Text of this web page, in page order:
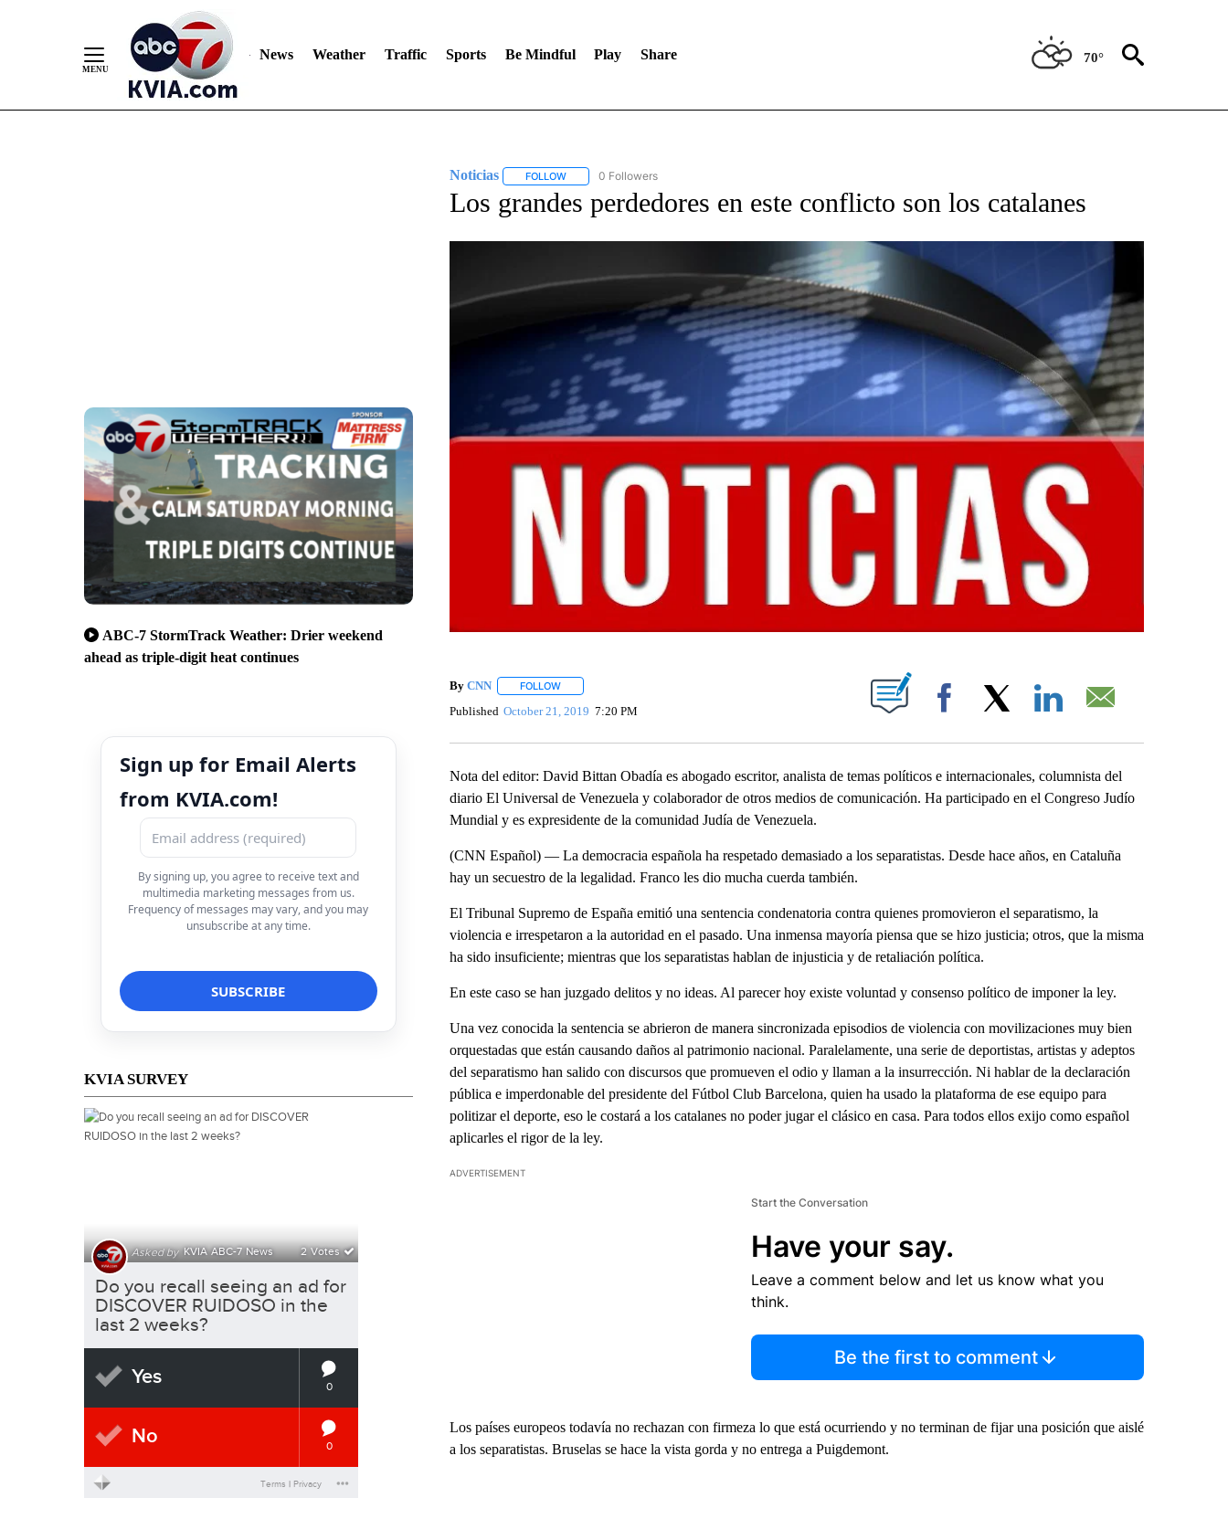
News Weather Traffic Sports Be Mindful Play Share 70°
ABC-7 StormTrack Weather: Drier weekend
ahead as triple-digit heat continues
Sign up for Email Alerts
from KVIA.com!
By signing up, you agree to receive text and
multimedia marketing messages from us.
Frequency of messages may vary, and you may
unsubscribe at any time.
KVIA SURVEY
Noticias FOLLOWFOLLOW "NOTICIAS" TO RECEIVE NOTIFICATIONS ABOUT NEW PAGES ON "NOTICIAS".
0 Followers
Los grandes perdedores en este conflicto son los catalanes
By CNN FOLLOWFOLLOW "" TO RECEIVE NOTIFICATIONS ABOUT NEW PAGES ON "".
Published October 21, 2019 7:20 PM Facebook
Nota del editor: David Bittan Obadía es abogado escritor, analista de temas políticos e internacionales, columnista del
diario El Universal de Venezuela y colaborador de otros medios de comunicación. Ha participado en el Congreso Judío
Mundial y es expresidente de la comunidad Judía de Venezuela.
(CNN Español) — La democracia española ha respetado demasiado a los separatistas. Desde hace años, en Cataluña
hay un secuestro de la legalidad. Franco les dio mucha cuerda también.
El Tribunal Supremo de España emitió una sentencia condenatoria contra quienes promovieron el separatismo, la
violencia e irrespetaron a la autoridad en el pasado. Una inmensa mayoría piensa que se hizo justicia; otros, que la misma
ha sido insuficiente; mientras que los separatistas hablan de injusticia y de retaliación política.
En este caso se han juzgado delitos y no ideas. Al parecer hoy existe voluntad y consenso político de imponer la ley.
Una vez conocida la sentencia se abrieron de manera sincronizada episodios de violencia con movilizaciones muy bien
orquestadas que están causando daños al patrimonio nacional. Paralelamente, una serie de deportistas, artistas y adeptos
del separatismo han salido con discursos que promueven el odio y llaman a la insurrección. Ni hablar de la declaración
pública e imperdonable del presidente del Fútbol Club Barcelona, quien ha usado la plataforma de ese equipo para
politizar el deporte, eso le costará a los catalanes no poder jugar el clásico en casa. Para todos ellos exijo como español
aplicarles el rigor de la ley.
ADVERTISEMENT
Start the Conversation
Have your say.
Leave a comment below and let us know what you
think.
Be the first to comment
Los países europeos todavía no rechazan con firmeza lo que está ocurriendo y no terminan de fijar una posición que aislé
a los separatistas. Bruselas se hace la vista gorda y no entrega a Puigdemont.